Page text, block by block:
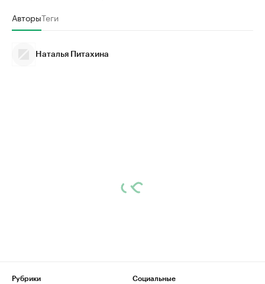
АвторыТеги
Наталья Питахина
Рубрики
Социальные